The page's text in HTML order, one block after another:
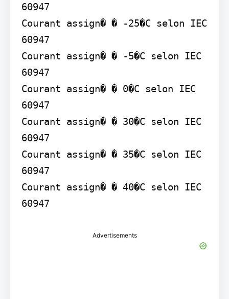
60947
Courant assign� � -25�C selon IEC
60947
Courant assign� � -5�C selon IEC
60947
Courant assign� � 0�C selon IEC
60947
Courant assign� � 30�C selon IEC
60947
Courant assign� � 35�C selon IEC
60947
Courant assign� � 40�C selon IEC
60947
Advertisements